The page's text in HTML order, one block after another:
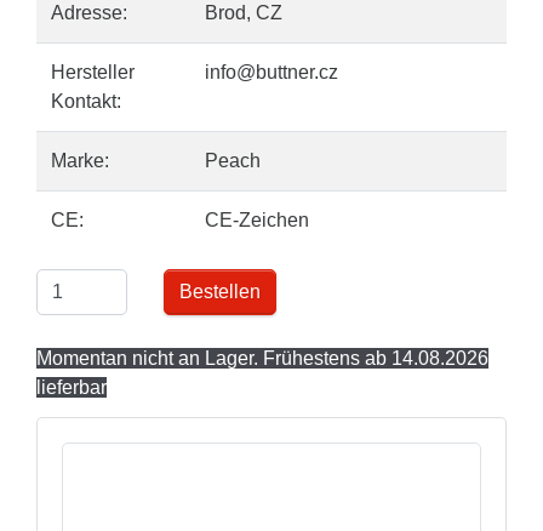
Adresse: Brod, CZ
Hersteller
Kontakt:
info@buttner.cz
Marke: Peach
CE: CE-Zeichen
Bestellen
Momentan nicht an Lager. Frühestens ab 14.08.2026
lieferbar